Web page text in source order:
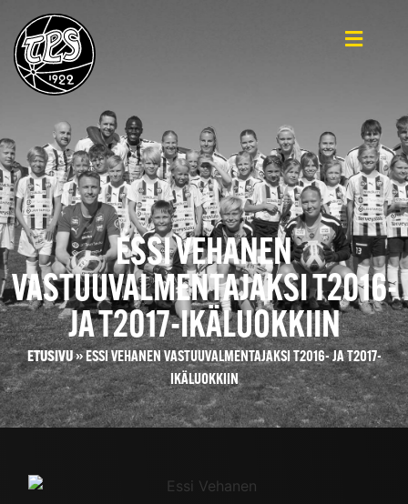
ESSI VEHANEN
VASTUUVALMENTAJAKSI T2016-
JA T2017-IKÄLUOKKIIN
ETUSIVU»ESSI VEHANEN VASTUUVALMENTAJAKSI T2016- JA T2017-
IKÄLUOKKIIN